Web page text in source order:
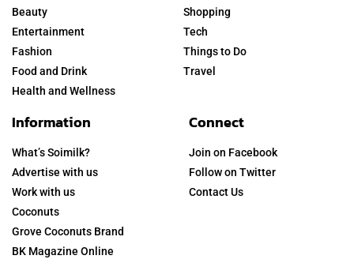
Beauty
Entertainment
Fashion
Food and Drink
Health and Wellness
Shopping
Tech
Things to Do
Travel
Information
What’s Soimilk?
Advertise with us
Work with us
Coconuts
Grove Coconuts Brand
BK Magazine Online
Connect
Join on Facebook
Follow on Twitter
Contact Us